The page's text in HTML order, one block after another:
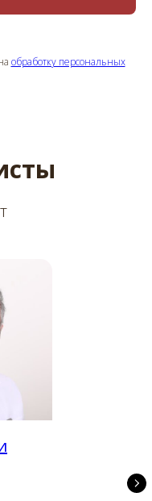
обработку персональных